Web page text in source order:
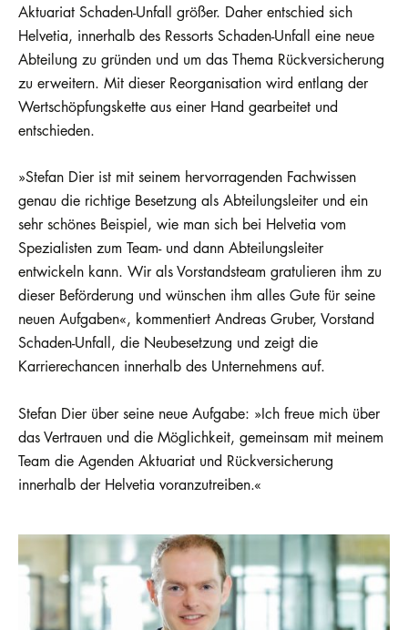
Aktuariat Schaden-Unfall größer. Daher entschied sich
Helvetia, innerhalb des Ressorts Schaden-Unfall eine neue
Abteilung zu gründen und um das Thema Rückversicherung
zu erweitern. Mit dieser Reorganisation wird entlang der
Wertschöpfungskette aus einer Hand gearbeitet und
entschieden.
»Stefan Dier ist mit seinem hervorragenden Fachwissen
genau die richtige Besetzung als Abteilungsleiter und ein
sehr schönes Beispiel, wie man sich bei Helvetia vom
Spezialisten zum Team- und dann Abteilungsleiter
entwickeln kann. Wir als Vorstandsteam gratulieren ihm zu
dieser Beförderung und wünschen ihm alles Gute für seine
neuen Aufgaben«, kommentiert Andreas Gruber, Vorstand
Schaden-Unfall, die Neubesetzung und zeigt die
Karrierechancen innerhalb des Unternehmens auf.
Stefan Dier über seine neue Aufgabe: »Ich freue mich über
das Vertrauen und die Möglichkeit, gemeinsam mit meinem
Team die Agenden Aktuariat und Rückversicherung
innerhalb der Helvetia voranzutreiben.«